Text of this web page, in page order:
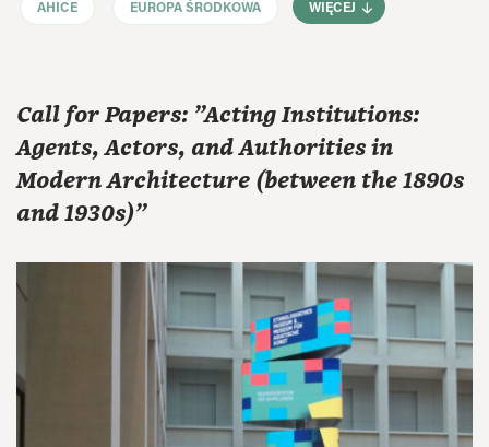
AHICE EUROPA ŚRODKOWA WIĘCEJ
Call for Papers: "Acting Institutions:
Agents, Actors, and Authorities in
Modern Architecture (between the 1890s
and 1930s)"